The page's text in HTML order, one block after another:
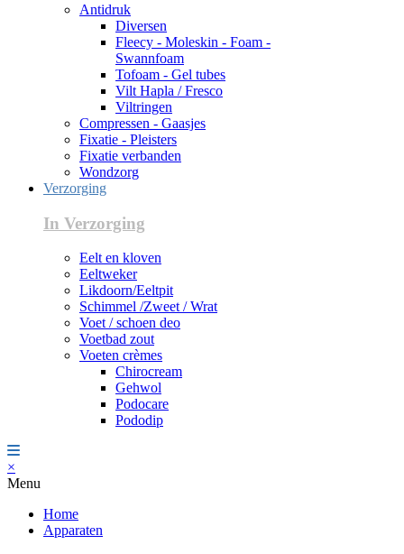
Antidruk
Diversen
Fleecy - Moleskin - Foam -
Swannfoam
Tofoam - Gel tubes
Vilt Hapla / Fresco
Viltringen
Compressen - Gaasjes
Fixatie - Pleisters
Fixatie verbanden
Wondzorg
Verzorging
In Verzorging
Eelt en kloven
Eeltweker
Likdoorn/Eeltpit
Schimmel /Zweet / Wrat
Voet / schoen deo
Voetbad zout
Voeten crèmes
Chirocream
Gehwol
Podocare
Pododip
×
Menu
Home
Apparaten